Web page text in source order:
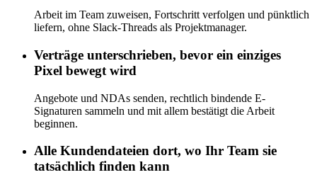
Arbeit im Team zuweisen, Fortschritt verfolgen und pünktlich
liefern, ohne Slack-Threads als Projektmanager.
Verträge unterschrieben, bevor ein einziges
Pixel bewegt wird
Angebote und NDAs senden, rechtlich bindende E-
Signaturen sammeln und mit allem bestätigt die Arbeit
beginnen.
Alle Kundendateien dort, wo Ihr Team sie
tatsächlich finden kann